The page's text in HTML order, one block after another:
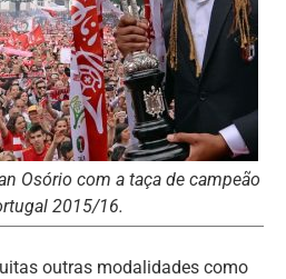
Osório com a taça de campeão
2015/16.
outras modalidades como